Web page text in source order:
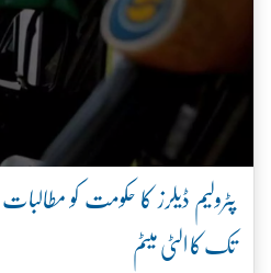
پٹرولیم ڈیلرز کا حکومت کو
تک کا الٹی میٹم